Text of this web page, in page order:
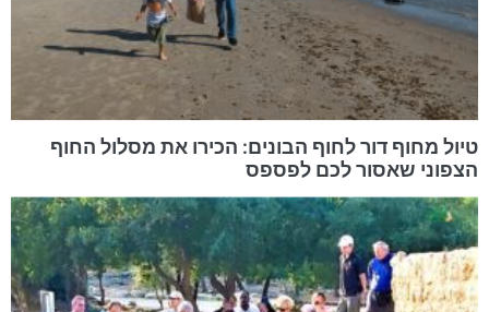
טיול מחוף דור לחוף הבונים: הכירו את מסלול החוף
הצפוני שאסור לכם לפספס